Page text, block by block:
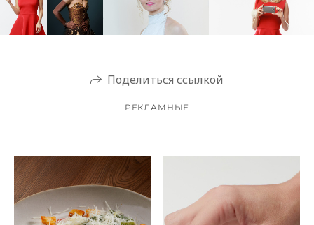
Поделиться ссылкой
РЕКЛАМНЫЕ